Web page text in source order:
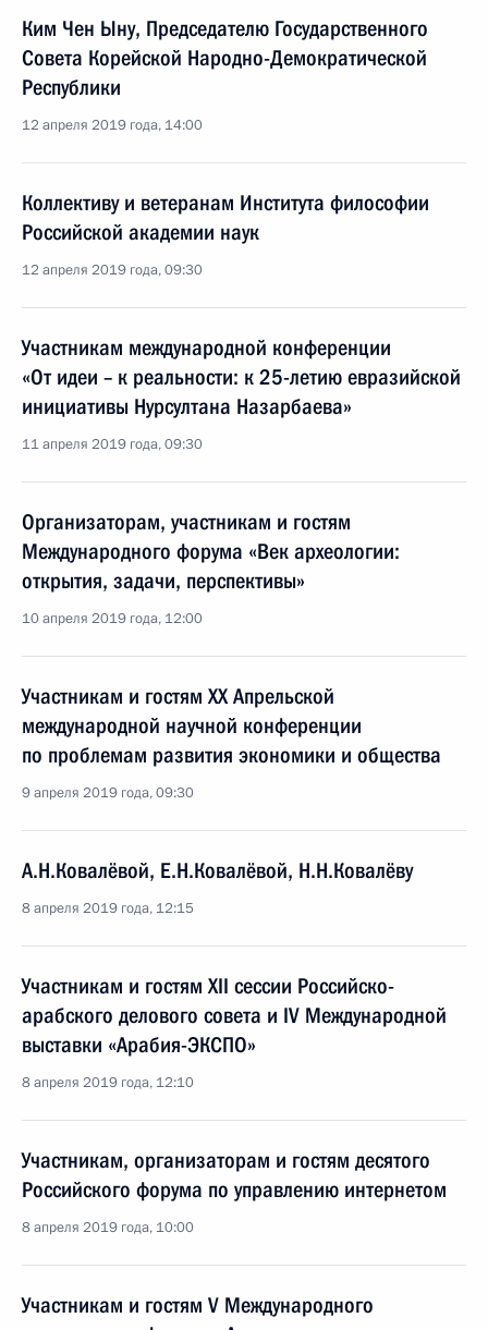
Ким Чен Ыну, Председателю Государственного
Совета Корейской Народно-Демократической
Республики
12 апреля 2019 года, 14:00
Коллективу и ветеранам Института философии
Российской академии наук
12 апреля 2019 года, 09:30
Участникам международной конференции
«От идеи – к реальности: к 25-летию евразийской
инициативы Нурсултана Назарбаева»
11 апреля 2019 года, 09:30
Организаторам, участникам и гостям
Международного форума «Век археологии:
открытия, задачи, перспективы»
10 апреля 2019 года, 12:00
Участникам и гостям XX Апрельской
международной научной конференции
по проблемам развития экономики и общества
9 апреля 2019 года, 09:30
А.Н.Ковалёвой, Е.Н.Ковалёвой, Н.Н.Ковалёву
8 апреля 2019 года, 12:15
Участникам и гостям XII сессии Российско-
арабского делового совета и IV Международной
выставки «Арабия-ЭКСПО»
8 апреля 2019 года, 12:10
Участникам, организаторам и гостям десятого
Российского форума по управлению интернетом
8 апреля 2019 года, 10:00
Участникам и гостям V Международного